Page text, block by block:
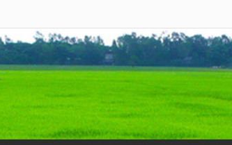
và Th. Cajêtanô, linh mục